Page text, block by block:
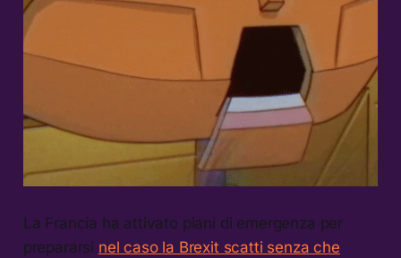
La Francia ha attivato piani di emergenza per
prepararsi nel caso la Brexit scatti senza che